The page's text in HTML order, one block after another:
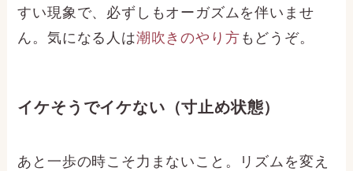
すい現象で、必ずしもオーガズムを伴いませ
ん。気になる人は潮吹きのやり方 もどうぞ。
イケそうでイケない（寸止め状態）
あと一歩の時こそ力まないこと。リズムを変え